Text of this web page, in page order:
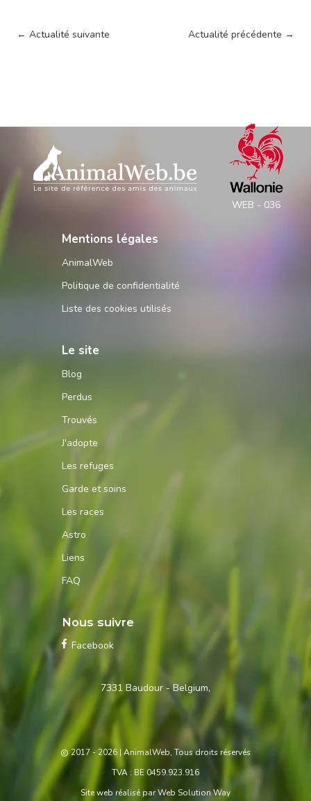
← Actualité suivante Actualité précédente →
WEB - 036
Mentions légales
AnimalWeb
Politique de confidentialité
Liste des cookies utilisés
Le site
Blog
Perdus
Trouvés
J'adopte
Les refuges
Garde et soins
Les races
Astro
Liens
FAQ
Contactez-
7331 Baudour - Belgium,
Nous suivre
Facebook
2017 - 2026 | AnimalWeb, Tous droits réservés
TVA : BE 0459.923.916
Site web réalisé parWeb Solution Way